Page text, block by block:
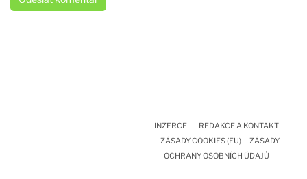
INZERCE
REDAKCE A KONTAKT
ZÁSADY COOKIES (EU)
ZÁSADY
OCHRANY OSOBNÍCH ÚDAJŮ